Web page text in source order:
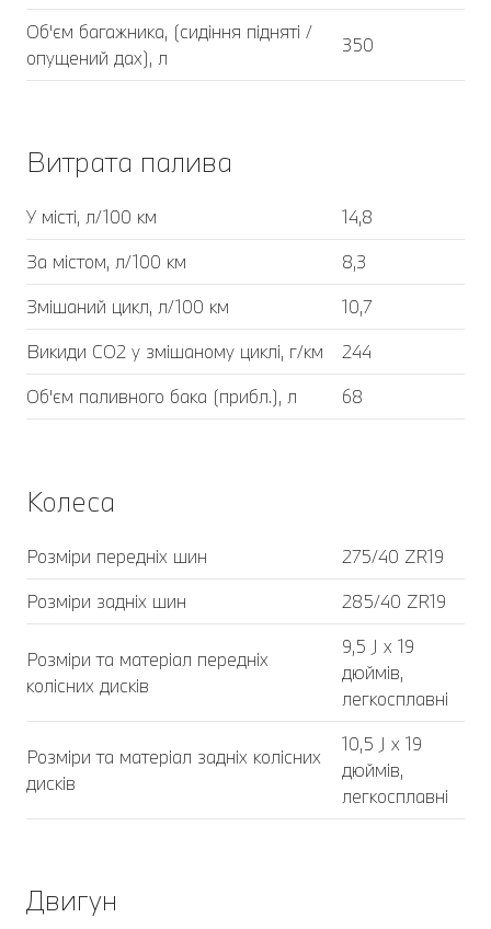
Об'єм багажника, (сидіння підняті /
опущений дах), л
350
Витрата палива
У місті, л/100 км
14,8
За містом, л/100 км
8,3
Змішаний цикл, л/100 км
10,7
Викиди CO2 у змішаному циклі, г/км
244
Об'єм паливного бака (прибл.), л
68
Колеса
Розміри передніх шин
275/40 ZR19
Розміри задніх шин
285/40 ZR19
Розміри та матеріал передніх
колісних дисків
9,5 J x 19
дюймів,
легкосплавні
Розміри та матеріал задніх колісних
дисків
10,5 J x 19
дюймів,
легкосплавні
Двигун